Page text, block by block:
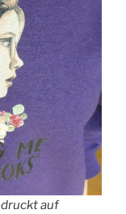
auf